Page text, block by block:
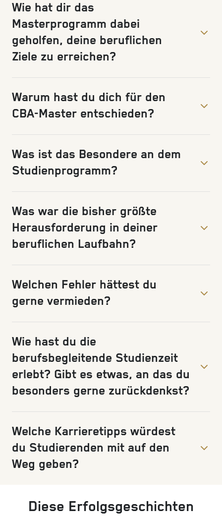
Wie hat dir das
Masterprogramm dabei
geholfen, deine beruflichen
Ziele zu erreichen?
Warum hast du dich für den
CBA-Master entschieden?
Was ist das Besondere an dem
Studienprogramm?
Was war die bisher größte
Herausforderung in deiner
beruflichen Laufbahn?
Welchen Fehler hättest du
gerne vermieden?
Wie hast du die
berufsbegleitende Studienzeit
erlebt? Gibt es etwas, an das du
besonders gerne zurückdenkst?
Welche Karrieretipps würdest
du Studierenden mit auf den
Weg geben?
Diese Erfolgsgeschichten